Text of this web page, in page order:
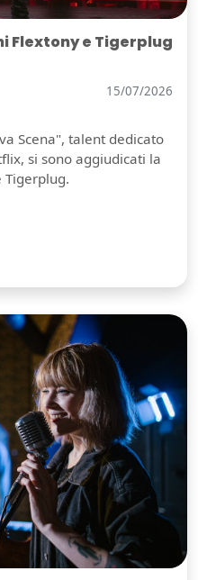
Flextony e Tigerplug
15/07/2026
Scena", talent dedicato
si sono aggiudicati la
Tigerplug.